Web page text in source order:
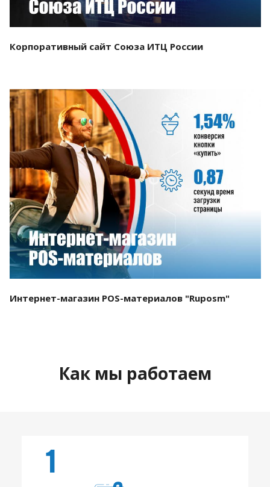
Корпоративный сайт Союза ИТЦ России
Смотреть проект
Интернет-магазин POS-материалов "Ruposm"
Как мы работаем
1